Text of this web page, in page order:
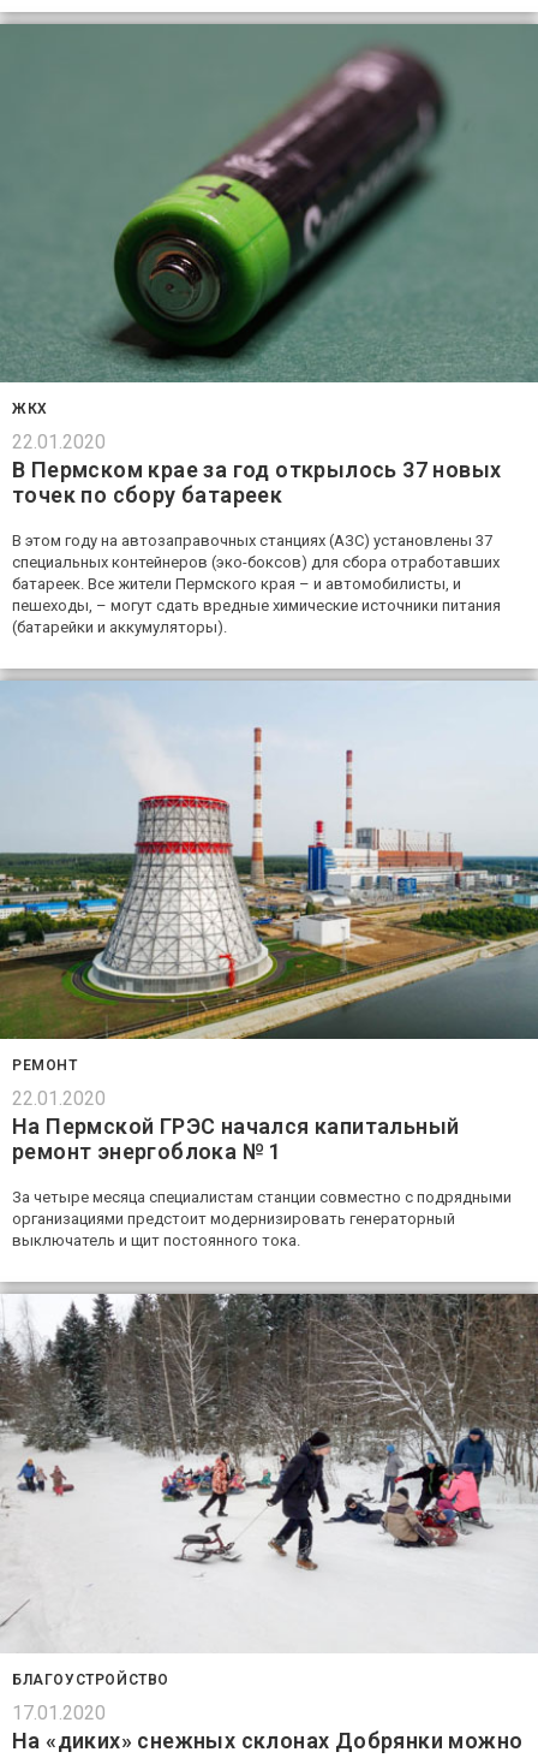
ЖКХ
22.01.2020
В Пермском крае за год открылось 37 новых
точек по сбору батареек
В этом году на автозаправочных станциях (АЗС) установлены 37
специальных контейнеров (эко-боксов) для сбора отработавших
батареек. Все жители Пермского края – и автомобилисты, и
пешеходы, – могут сдать вредные химические источники питания
(батарейки и аккумуляторы).
РЕМОНТ
22.01.2020
На Пермской ГРЭС начался капитальный
ремонт энергоблока № 1
За четыре месяца специалистам станции совместно с подрядными
организациями предстоит модернизировать генераторный
выключатель и щит постоянного тока.
БЛАГОУСТРОЙСТВО
17.01.2020
На «диких» снежных склонах Добрянки можно